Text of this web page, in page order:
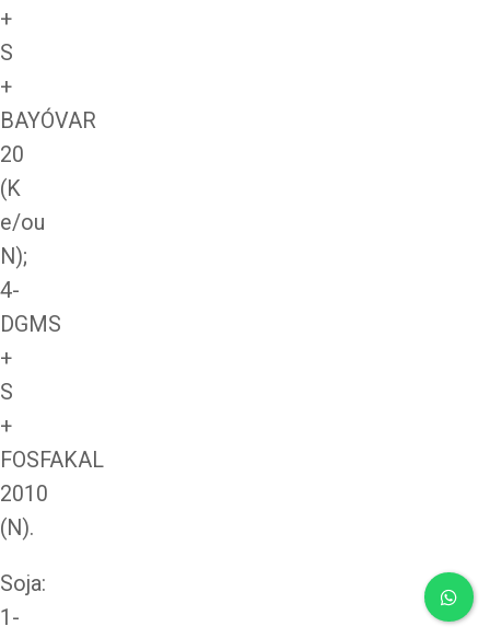
+
S
+
BAYÓVAR
20
(K
e/ou
N);
4-
DGMS
+
S
+
FOSFAKAL
2010
(N).
Soja:
1-